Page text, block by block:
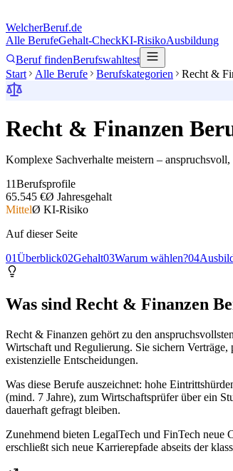
WelcherBeruf.de
Alle BerufeGehalt-CheckKI-RisikoAusbildung
Beruf findenBerufswahltest
Start
Alle Berufe Berufskategorien Recht &
Recht & Finanzen
Komplexe Sachverhalte meistern – anspruchsvoll,
11Berufsprofile
65.545 €Ø Jahresgehalt
MittelØ KI-Risiko
Auf dieser Seite
01Überblick02Gehalt03Warum wählen?04
Was sind Recht & Finanzen
Recht & Finanzen gehört zu den
Wirtschaft und Regulierung. Sie sichern
existenzielle Entscheidungen.
Was diese Berufe auszeichnet: hohe
(mind. 7 Jahre), zum Wirtschaftsprüfer über ein
dauerhaft gefragt bleiben.
Zunehmend bieten LegalTech und FinTech neue
erschließt sich neue Karrierepfade abseits der